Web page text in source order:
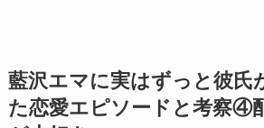
藍沢エマに実はずっと彼氏
た恋愛エピソードと考察④